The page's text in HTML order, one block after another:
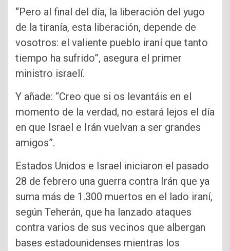
“Pero al final del día, la liberación del yugo
de la tiranía, esta liberación, depende de
vosotros: el valiente pueblo iraní que tanto
tiempo ha sufrido”, asegura el primer
ministro israelí.
Y añade: “Creo que si os levantáis en el
momento de la verdad, no estará lejos el día
en que Israel e Irán vuelvan a ser grandes
amigos”.
Estados Unidos e Israel iniciaron el pasado
28 de febrero una guerra contra Irán que ya
suma más de 1.300 muertos en el lado iraní,
según Teherán, que ha lanzado ataques
contra varios de sus vecinos que albergan
bases estadounidenses mientras los